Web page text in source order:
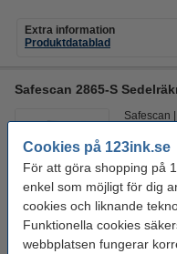
Cookies på 123ink.se
För att göra shopping på
enkel som möjligt för dig
cookies och liknande
Funktionella cookies
webbplatsen fungerar
Extra information
Produktdatablad
Safescan 2865-S
Safescan
Se
EU-
11 750